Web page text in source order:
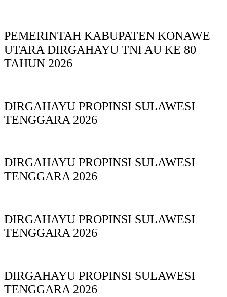
PEMERINTAH KABUPATEN KONAWE
UTARA DIRGAHAYU TNI AU KE 80
TAHUN 2026
DIRGAHAYU PROPINSI SULAWESI
TENGGARA 2026
DIRGAHAYU PROPINSI SULAWESI
TENGGARA 2026
DIRGAHAYU PROPINSI SULAWESI
TENGGARA 2026
DIRGAHAYU PROPINSI SULAWESI
TENGGARA 2026